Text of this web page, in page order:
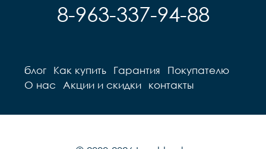
8-963-337-94-88
блог Как купить Гарантия
Покупателю
О нас
Акции и скидки контакты